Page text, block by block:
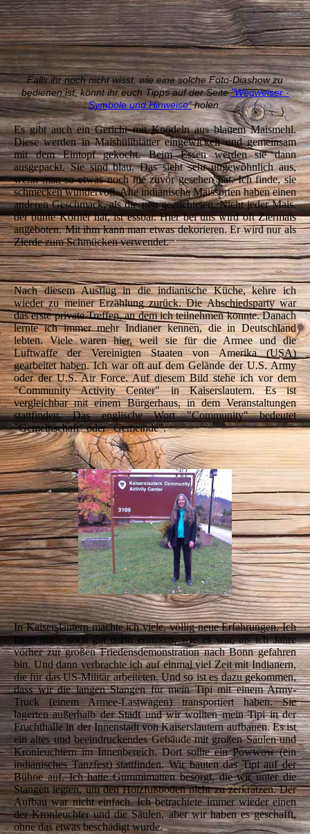
Falls ihr noch nicht wisst, wie eine solche Foto-Diashow zu
bedienen ist, könnt ihr euch Tipps auf der Seite"Wegweiser -
Symbole und Hinweise"holen.
Es gibt auch ein Gericht mit Knödeln aus blauem Maismehl.
Diese werden in Maishüllblätter eingewickelt und gemeinsam
mit dem Eintopf gekocht. Beim Essen werden sie dann
ausgepackt. Sie sind blau. Das sieht sehr ungewöhnlich aus,
wenn man so etwas noch nie zuvor gesehen hat. Ich finde, sie
schmecken wundervoll. Alte indianische Maissorten haben einen
anderen Geschmack, als die neu gezüchteten. Nicht jeder Mais,
der bunte Körner hat, ist essbar. Hier bei uns wird oft Ziermais
angeboten. Mit ihm kann man etwas dekorieren. Er wird nur als
Zierde zum Schmücken verwendet.
Nach diesem Ausflug in die indianische Küche, kehre ich
wieder zu meiner Erzählung zurück. Die Abschiedsparty war
das erste private Treffen, an dem ich teilnehmen konnte. Danach
lernte ich immer mehr Indianer kennen, die in Deutschland
lebten. Viele waren hier, weil sie für die Armee und die
Luftwaffe der Vereinigten Staaten von Amerika (USA)
gearbeitet haben. Ich war oft auf dem Gelände der U.S. Army
oder der U.S. Air Force. Auf diesem Bild stehe ich vor dem
"Community Activity Center" in Kaiserslautern. Es ist
vergleichbar mit einem Bürgerhaus, in dem Veranstaltungen
stattfinden. Das englische Wort "Community" bedeutet
"Gemeinschaft" oder "Gemeinde".
In Kaiserslautern machte ich viele, völlig neue Erfahrungen. Ich
kann mich noch gut darin erinnern, wie es war, als ich Jahre
vorher zur großen Friedensdemonstration nach Bonn gefahren
bin. Und dann verbrachte ich auf einmal viel Zeit mit Indianern,
die für das US-Militär arbeiteten. Und so ist es dazu gekommen,
dass wir die langen Stangen für mein Tipi mit einem Army-
Truck (einem Armee-Lastwagen) transportiert haben. Sie
lagerten außerhalb der Stadt und wir wollten mein Tipi in der
Fruchthalle in der Innenstadt von Kaiserslautern aufbauen. Es ist
ein altes und beeindruckendes Gebäude mit großen Säulen und
Kronleuchtern im Innenbereich. Dort sollte ein Powwow (ein
indianisches Tanzfest) stattfinden. Wir bauten das Tipi auf der
Bühne auf. Ich hatte Gummimatten besorgt, die wir unter die
Stangen legten, um den Holzfußboden nicht zu zerkratzen. Der
Aufbau war nicht einfach. Ich betrachtete immer wieder einen
der Kronleuchter und die Säulen, aber wir haben es geschafft,
ohne das etwas beschädigt wurde.